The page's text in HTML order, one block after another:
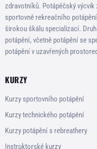
zdravotníků. Potápěčský
sportovně rekreačního
širokou škálu specializací.
potápění, včetně potápění se
potápění v uzavřených
KURZY
Kurzy sportovního potápění
Kurzy technického potápění
Kurzy potápění s rebreathery
Instruktorské kurzy